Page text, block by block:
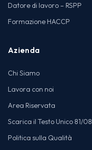
Datore di lavoro – RSPP
Formazione HACCP
Azienda
Chi Siamo
Lavora con noi
Area Riservata
Scarica il Testo Unico 81/08
Politica sulla Qualità